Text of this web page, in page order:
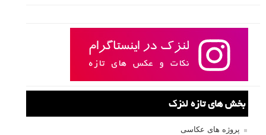
بخش های تازه لنزک
پروژه های عکاسی